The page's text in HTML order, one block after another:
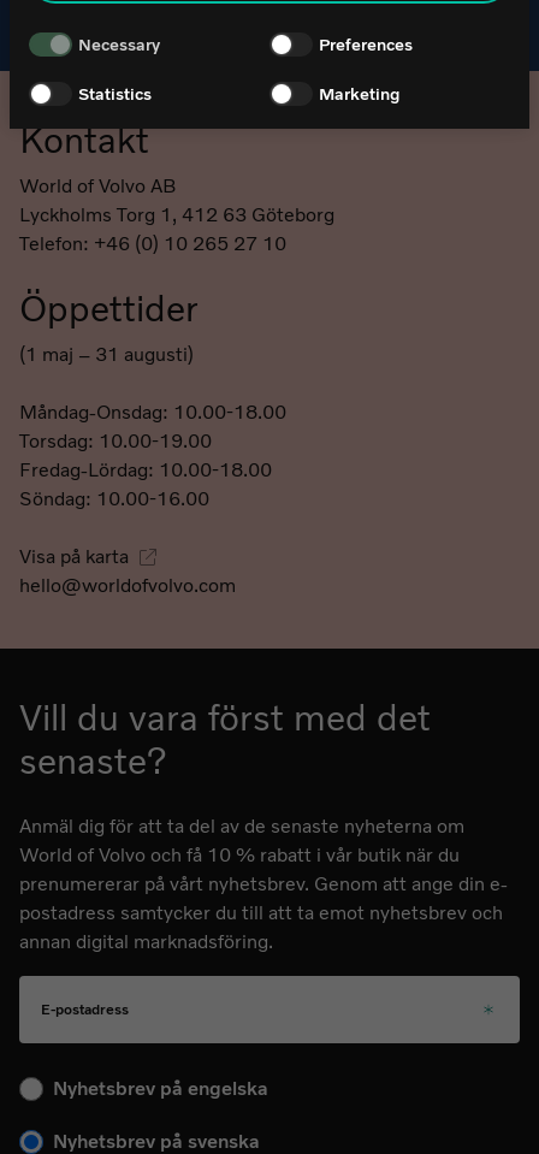
Necessary Preferences
Statistics Marketing
Sidfot
Kontakt
World of Volvo AB
Lyckholms Torg 1, 412 63 Göteborg
Telefon: +46 (0) 10 265 27 10
Öppettider
(1 maj – 31 augusti)
Måndag-Onsdag: 10.00-18.00
Torsdag: 10.00-19.00
Fredag-Lördag: 10.00-18.00
Söndag: 10.00-16.00
Visa på karta
hello@worldofvolvo.com
Vill du vara först med det
senaste?
Anmäl dig för att ta del av de senaste nyheterna om
World of Volvo och få 10 % rabatt i vår butik när du
prenumererar på vårt nyhetsbrev. Genom att ange din e-
postadress samtycker du till att ta emot nyhetsbrev och
annan digital marknadsföring.
E-postadress
Välj ditt språk för kommande nyhetsbrev
Nyhetsbrev på engelska
Nyhetsbrev på svenska